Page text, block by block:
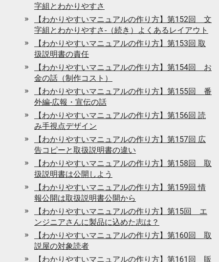
字組とわかりやすさ
【わかりやすいマニュアルの作り方】第152回 文
字組とわかりやすさ-（続き）よくあるレイアウト
【わかりやすいマニュアルの作り方】第153回 取
扱説明書の責任
【わかりやすいマニュアルの作り方】第154回 お
金の話（制作コスト）
【わかりやすいマニュアルの作り方】第155回 番
外編-広報・宣伝の話
【わかりやすいマニュアルの作り方】第156回 読
み手視点デザイン
【わかりやすいマニュアルの作り方】第157回 広
告コピーと取扱説明書の違い
【わかりやすいマニュアルの作り方】第158回 取
扱説明書は公開しよう
【わかりやすいマニュアルの作り方】第159回 情
報公開は取扱説明書公開から
【わかりやすいマニュアルの作り方】第15回 エ
ンジニアさんに製品に込めた志は？
【わかりやすいマニュアルの作り方】第160回 取
説屋の対象読者
【わかりやすいマニュアルの作り方】第161回 販